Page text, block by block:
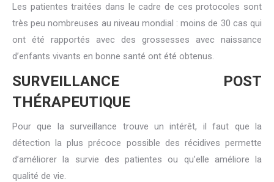
Les patientes traitées dans le cadre de ces protocoles sont
très peu nombreuses au niveau mondial : moins de 30 cas qui
ont été rapportés avec des grossesses avec naissance
d’enfants vivants en bonne santé ont été obtenus.
SURVEILLANCE POST
THÉRAPEUTIQUE
Pour que la surveillance trouve un intérêt, il faut que la
détection la plus précoce possible des récidives permette
d’améliorer la survie des patientes ou qu’elle améliore la
qualité de vie.